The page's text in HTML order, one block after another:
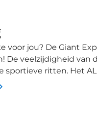
jouw reis, jij hoeft alleen de
De veelzijdigheid van
sportieve ritten. Het
de fiets soepel en